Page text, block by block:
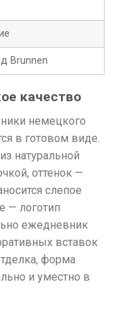
Brunnen
качество
немецкого
в готовом виде.
натуральной
оттенок —
слепое
— логотип
ежедневник
вставок
форма
и уместно в